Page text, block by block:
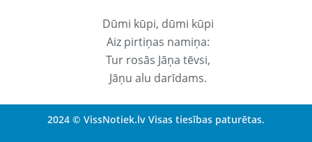
Dūmi kūpi, dūmi kūpi
Aiz pirtiņas namiņa:
Tur rosās Jāņa tēvsi,
Jāņu alu darīdams.
2024 © VissNotiek.lv Visas tiesības paturētas.